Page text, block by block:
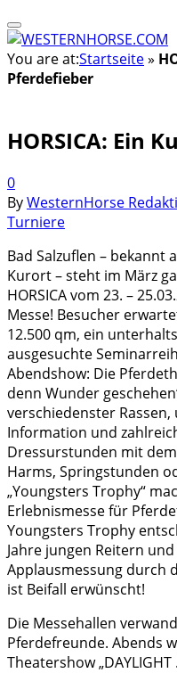
You are at:Startseite»
Pferdefieber
HORSICA: Ein
0
ByWesternHorse
Turniere
Bad Salzuflen –
Kurort – steht im März
HORSICA vom 23. –
Messe! Besucher
12.500 qm, ein
ausgesuchte
Abendshow: Die
denn Wunder
verschiedenster
Information und
Dressurstunden mit
Harms, Springstunden
„Youngsters Trophy“
Erlebnismesse für
Youngsters Trophy
Jahre jungen Reitern
Applausmessung durch
ist Beifall erwünscht!
Die Messehallen
Pferdefreunde. Abends
Theatershow